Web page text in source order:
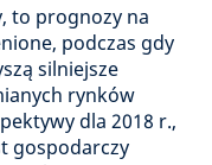
to prognozy na
podczas gdy
silniejsze
rynków
dla 2018 r.,
gospodarczy